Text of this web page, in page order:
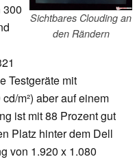
Sichtbares Clouding an
den Rändern
300
Testgeräte mit
cd/m²) aber auf einem
ist mit 88 Prozent gut
Platz hinter dem Dell
von 1.920 x 1.080